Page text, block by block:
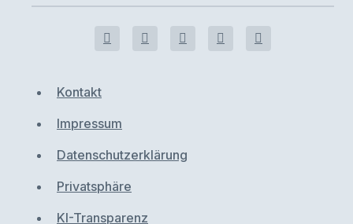
Kontakt
Impressum
Datenschutzerklärung
Privatsphäre
KI-Transparenz